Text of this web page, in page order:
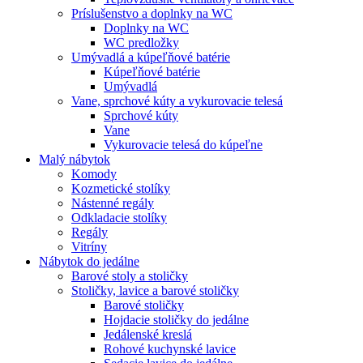
Príslušenstvo a doplnky na WC
Doplnky na WC
WC predložky
Umývadlá a kúpeľňové batérie
Kúpeľňové batérie
Umývadlá
Vane, sprchové kúty a vykurovacie telesá
Sprchové kúty
Vane
Vykurovacie telesá do kúpeľne
Malý nábytok
Komody
Kozmetické stolíky
Nástenné regály
Odkladacie stolíky
Regály
Vitríny
Nábytok do jedálne
Barové stoly a stoličky
Stoličky, lavice a barové stoličky
Barové stoličky
Hojdacie stoličky do jedálne
Jedálenské kreslá
Rohové kuchynské lavice